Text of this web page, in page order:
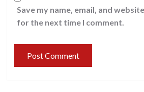
Save my name, email, and
for the next time I comment.